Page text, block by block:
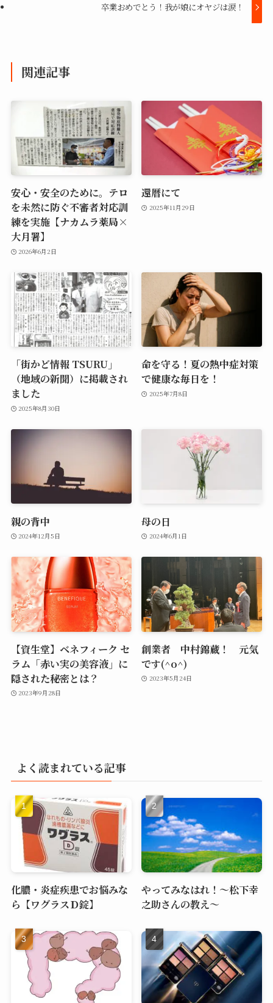
卒業おめでとう！我が娘にオヤジは涙！
関連記事
安心・安全のために。テロ
を未然に防ぐ不審者対応訓
練を実施【ナカムラ薬局×
大月署】
2026年6月2日
還暦にて
2025年11月29日
「街かど情報 TSURU」
（地域の新聞）に掲載され
ました
2025年8月30日
命を守る！夏の熱中症対策
で健康な毎日を！
2025年7月8日
親の背中
2024年12月5日
母の日
2024年6月1日
【資生堂】ベネフィーク セ
ラム「赤い実の美容液」に
隠された秘密とは？
2023年9月28日
創業者 中村錦蔵！ 元気
です(^o^)
2023年5月24日
よく読まれている記事
化膿・炎症疾患でお悩みな
ら【ワグラスＤ錠】
やってみなはれ！～松下幸
之助さんの教え～